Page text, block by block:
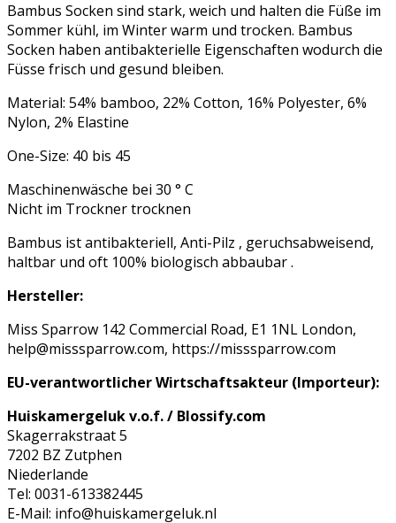
Bambus Socken sind stark, weich und halten die Füße im
Sommer kühl, im Winter warm und trocken. Bambus
Socken haben antibakterielle Eigenschaften wodurch die
Füsse frisch und gesund bleiben.
Material: 54% bamboo, 22% Cotton, 16% Polyester, 6%
Nylon, 2% Elastine
One-Size: 40 bis 45
Maschinenwäsche bei 30 ° C
Nicht im Trockner trocknen
Bambus ist antibakteriell, Anti-Pilz , geruchsabweisend,
haltbar und oft 100% biologisch abbaubar .
Hersteller:
Miss Sparrow 142 Commercial Road, E1 1NL London,
help@misssparrow.com, https://misssparrow.com
EU-verantwortlicher Wirtschaftsakteur (Importeur):
Huiskamergeluk v.o.f. / Blossify.com
Skagerrakstraat 5
7202 BZ Zutphen
Niederlande
Tel: 0031-613382445
E-Mail: info@huiskamergeluk.nl